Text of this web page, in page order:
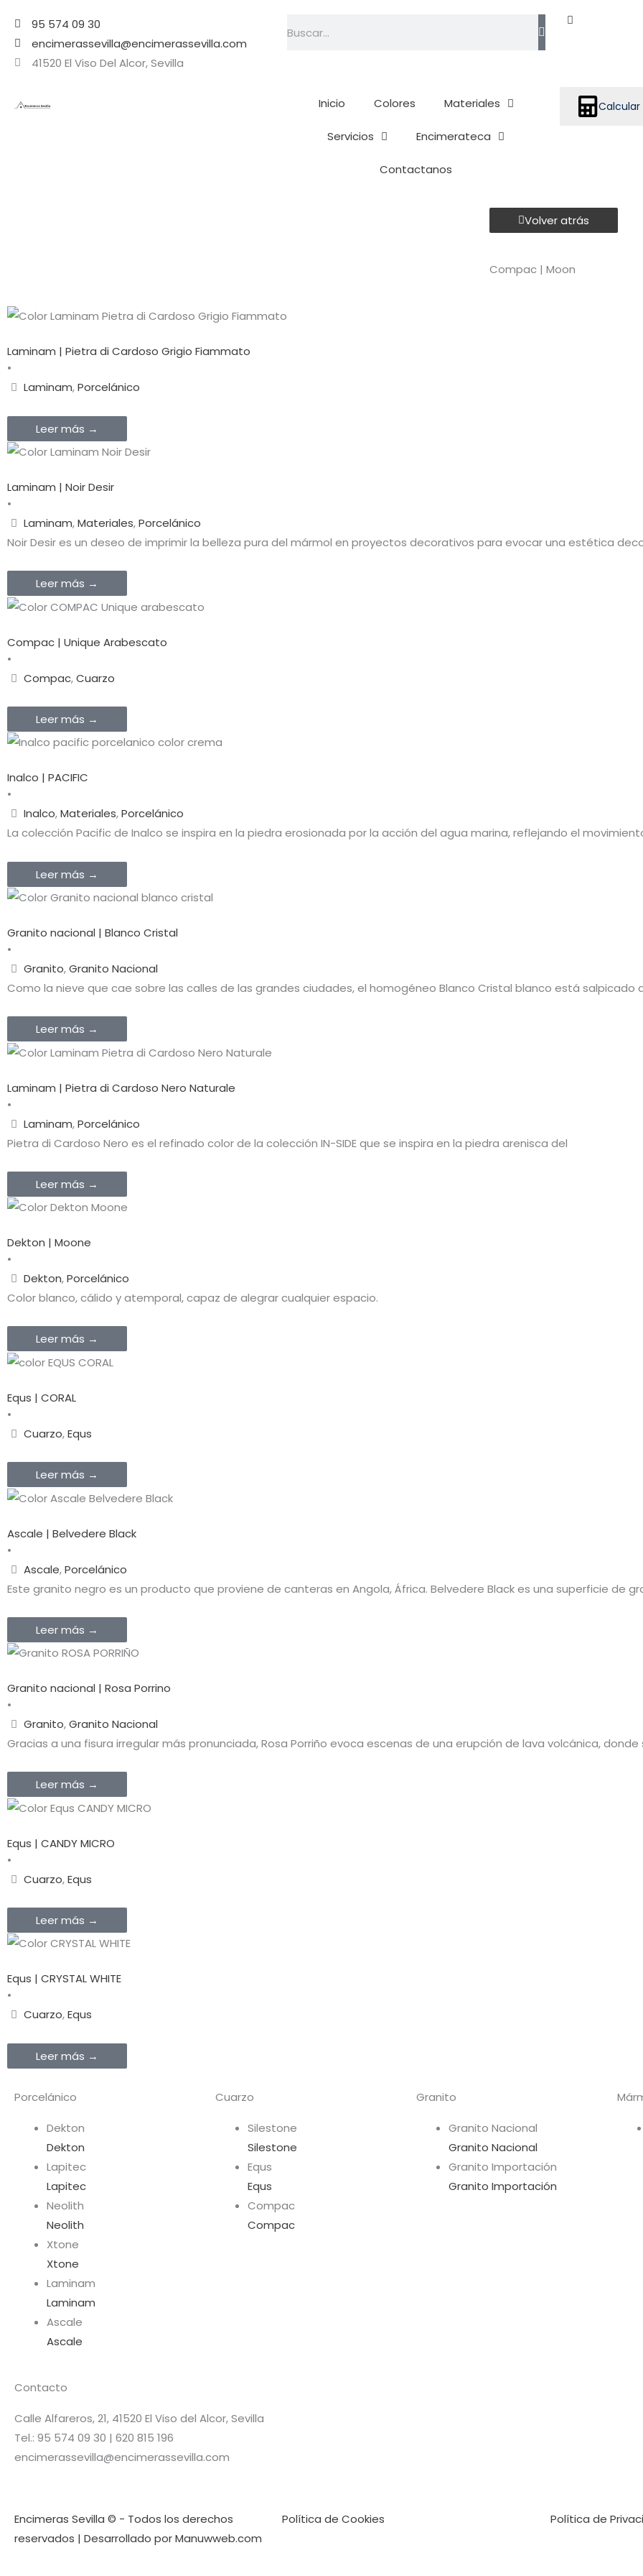
contenido
95 574 09 30
encimerassevilla@encimerassevilla.com
41520 El Viso Del Alcor, Sevilla
Inicio Colores Materiales
Servicios Encimerateca
Contactanos
Calcular
Volver atrás
Compac | Moon
Laminam | Pietra di Cardoso Grigio Fiammato
•
Laminam,Porcelánico
Leer más →
Laminam | Noir Desir
•
Laminam,Materiales,Porcelánico
Noir Desir es un deseo de imprimir la belleza pura del mármol en proyectos decorativos para evocar una estética
Leer más →
Compac | Unique Arabescato
•
Compac,Cuarzo
Leer más →
Inalco | PACIFIC
•
Inalco,Materiales,Porcelánico
La colección Pacific de Inalco se inspira en la piedra erosionada por la acción del agua marina, reflejando el
Leer más →
Granito nacional | Blanco Cristal
•
Granito,Granito Nacional
Como la nieve que cae sobre las calles de las grandes ciudades, el homogéneo Blanco Cristal blanco está salpicado
Leer más →
Laminam | Pietra di Cardoso Nero Naturale
•
Laminam,Porcelánico
Pietra di Cardoso Nero es el refinado color de la colección IN-SIDE que se inspira en la piedra arenisca del
Leer más →
Dekton | Moone
•
Dekton,Porcelánico
Color blanco, cálido y atemporal, capaz de alegrar cualquier espacio.
Leer más →
Equs | CORAL
•
Cuarzo,Equs
Leer más →
Ascale | Belvedere Black
•
Ascale,Porcelánico
Este granito negro es un producto que proviene de canteras en Angola, África. Belvedere Black es una superficie de
Leer más →
Granito nacional | Rosa Porrino
•
Granito,Granito Nacional
Gracias a una fisura irregular más pronunciada, Rosa Porriño evoca escenas de una erupción de lava volcánica,
Leer más →
Equs | CANDY MICRO
•
Cuarzo,Equs
Leer más →
Equs | CRYSTAL WHITE
•
Cuarzo,Equs
Leer más →
Porcelánico
Dekton
Dekton
Lapitec
Lapitec
Neolith
Neolith
Xtone
Xtone
Laminam
Laminam
Ascale
Ascale
Cuarzo
Silestone
Silestone
Equs
Equs
Compac
Compac
Granito
Granito Nacional
Granito Nacional
Granito Importación
Granito Importación
Contacto
Calle Alfareros, 21, 41520 El Viso del Alcor, Sevilla
Tel.: 95 574 09 30 | 620 815 196
encimerassevilla@encimerassevilla.com
Encimeras Sevilla © - Todos los derechos
reservados | Desarrollado por Manuwweb.com
Política de Cookies Política de